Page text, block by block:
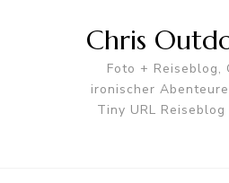
Chris
Foto +
ironischer
Tiny URL